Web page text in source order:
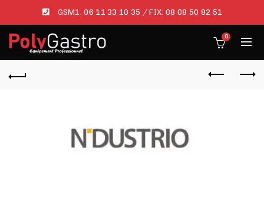
GSM1:06 11 33 10 35 / FIX: 08 08 50 82 51
0